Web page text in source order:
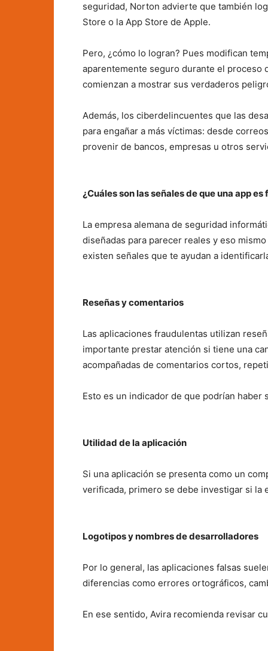
seguridad, Norton advierte que también
Store o la App Store de Apple.
Pero, ¿cómo lo logran? Pues modifican
aparentemente seguro durante el proceso
comienzan a mostrar sus verdaderos
Además, los ciberdelincuentes que las
para engañar a más víctimas: desde
provenir de bancos, empresas u otros
¿Cuáles son las señales de que una app es
La empresa alemana de seguridad
diseñadas para parecer reales y eso
existen señales que te ayudan a
Reseñas y comentarios
Las aplicaciones fraudulentas utilizan
importante prestar atención si tiene una
acompañadas de comentarios cortos,
Esto es un indicador de que podrían
Utilidad de la aplicación
Si una aplicación se presenta como un
verificada, primero se debe investigar si la
Logotipos y nombres de desarrolladores
Por lo general, las aplicaciones falsas
diferencias como errores ortográficos,
En ese sentido, Avira recomienda revisar